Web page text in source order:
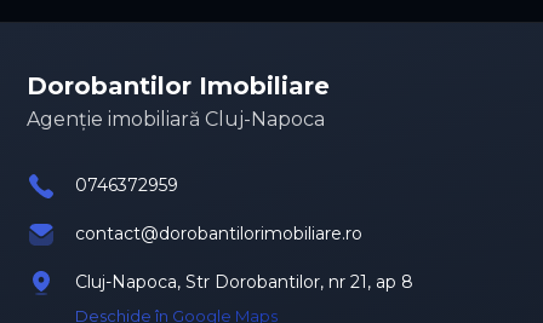
Dorobantilor Imobiliare
Agenție imobiliară Cluj-Napoca
0746372959
contact@dorobantilorimobiliare.ro
Cluj-Napoca, Str Dorobantilor, nr 21, ap 8
Deschide în Google Maps